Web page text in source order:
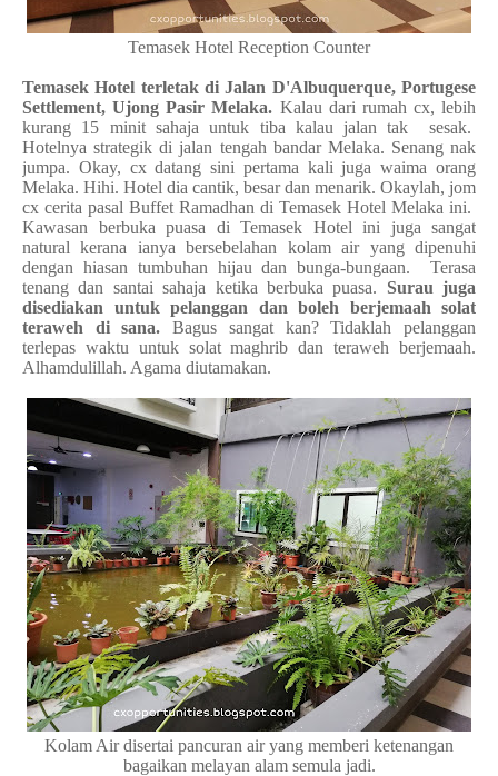
Temasek Hotel Reception Counter
Temasek Hotel terletak di Jalan D'Albuquerque, Portugese
Settlement, Ujong Pasir Melaka. Kalau dari rumah cx, lebih
kurang 15 minit sahaja untuk tiba kalau jalan tak sesak.
Hotelnya strategik di jalan tengah bandar Melaka. Senang nak
jumpa. Okay, cx datang sini pertama kali juga waima orang
Melaka. Hihi. Hotel dia cantik, besar dan menarik. Okaylah, jom
cx cerita pasal Buffet Ramadhan di Temasek Hotel Melaka ini.
Kawasan berbuka puasa di Temasek Hotel ini juga sangat
natural kerana ianya bersebelahan kolam air yang dipenuhi
dengan hiasan tumbuhan hijau dan bunga-bungaan. Terasa
tenang dan santai sahaja ketika berbuka puasa. Surau juga
disediakan untuk pelanggan dan boleh berjemaah solat
teraweh di sana.Bagus sangat kan? Tidaklah pelanggan
terlepas waktu untuk solat maghrib dan teraweh berjemaah.
Alhamdulillah. Agama diutamakan.
Kolam Air disertai pancuran air yang memberi ketenangan
bagaikan melayan alam semula jadi.